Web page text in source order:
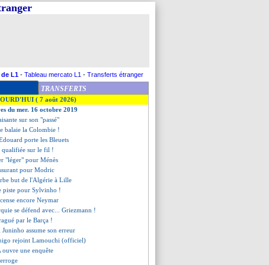
L1 - Tableau mercato L1 - Transferts étranger
TRANSFERTS
( 7 août 2026)
du mer. 16 octobre 2019
sur son "passé"
balaie la Colombie !
porte les Bleuets
qualifiée sur le fil !
"léger" pour Ménès
pour Modric
but de l'Algérie à Lille
piste pour Sylvinho !
encore Neymar
se défend avec... Griezmann !
par le Barça !
assume son erreur
rejoint Lamouchi (officiel)
ouvre une enquête